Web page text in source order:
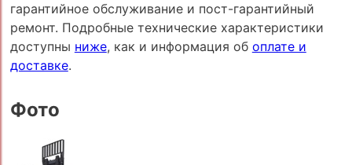
гарантийное обслуживание и пост-гарантийный
ремонт. Подробные технические характеристики
доступны ниже, как и информация об оплате и
доставке.
Фото